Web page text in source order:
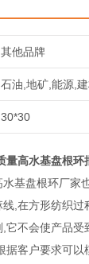
其他品牌
石油,地矿,能源,
30*30
量高水基盘根环
基盘根环厂家
,在方形纺织
它不会使产品
据客户要求可以